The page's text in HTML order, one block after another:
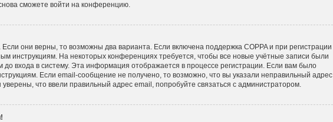
сможете войти на конференцию.
они верны, то возможны два варианта. Если включена поддержка COPPA и при регистрации
инструкциям. На некоторых конференциях требуется, чтобы все новые учётные записи были
входа в систему. Эта информация отображается в процессе регистрации. Если вам было
Если email-сообщение не получено, то возможно, что вы указали неправильный адрес
что ввели правильный адрес email, попробуйте связаться с администратором.